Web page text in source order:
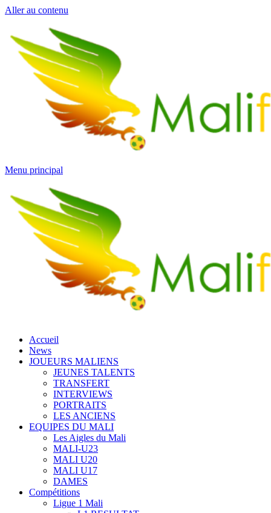
Aller au contenu
Menu principal
Accueil
News
JOUEURS MALIENS
JEUNES TALENTS
TRANSFERT
INTERVIEWS
PORTRAITS
LES ANCIENS
EQUIPES DU MALI
Les Aigles du Mali
MALI-U23
MALI U20
MALI U17
DAMES
Compétitions
Ligue 1 Mali